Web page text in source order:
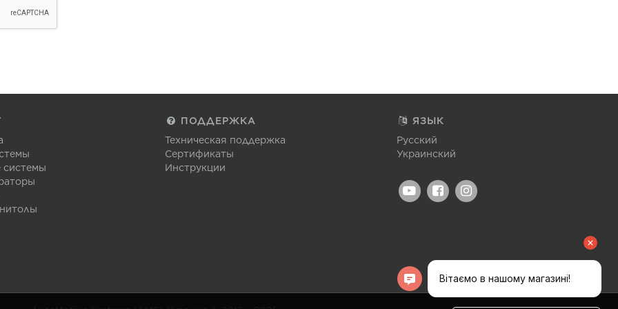
системы
ПОДДЕРЖКА
Техническая поддержка
Сертификаты
Инструкции
ЯЗЫК
Русский
Украинский